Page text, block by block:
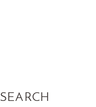
SEARCH